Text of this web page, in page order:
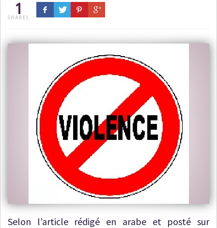
1
SHARES
Selon l’article rédigé en arabe et posté sur